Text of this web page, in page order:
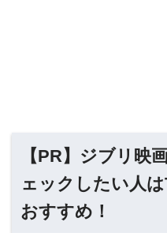
【PR】ジブリ映
ェックしたい人
おすすめ！